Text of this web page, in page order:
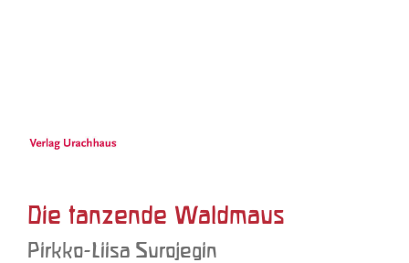
Die tanzende Waldmaus
Pirkko-Liisa Surojegin